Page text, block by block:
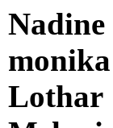
Nadine
monika
Lothar